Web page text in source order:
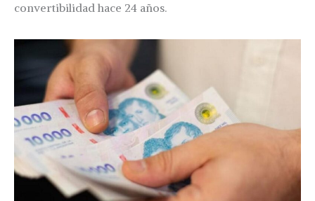
convertibilidad hace 24 años.